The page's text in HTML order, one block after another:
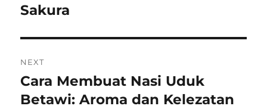
Sakura
NEXT
Next
post:
Cara Membuat Nasi Uduk
Betawi: Aroma dan Kelezatan